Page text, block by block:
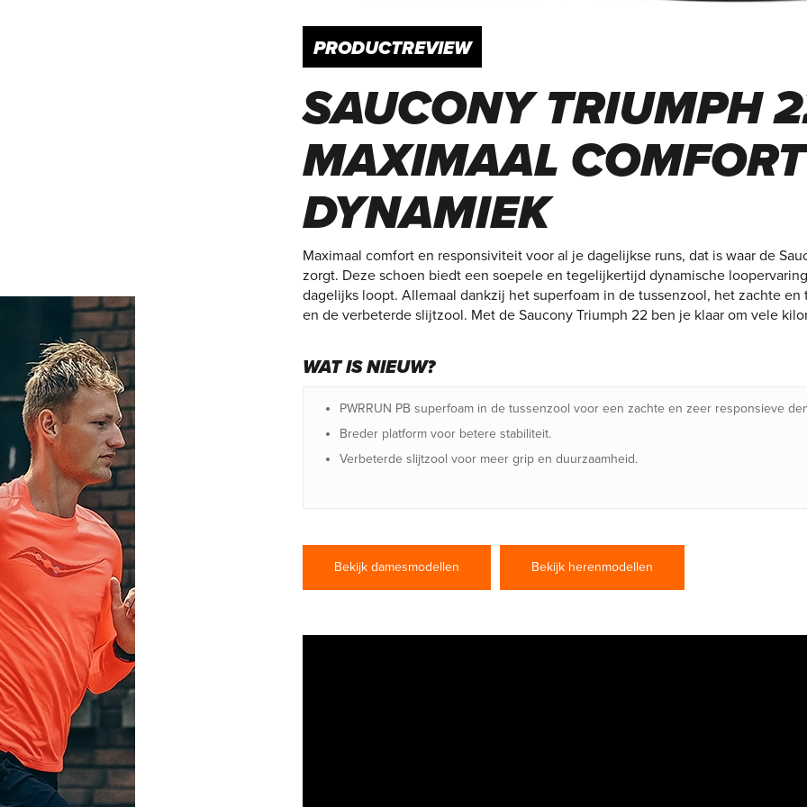
PRODUCTREVIEW
SAUCONY TRIUMPH
MAXIMAAL
DYNAMIEK
Maximaal comfort en responsiviteit voor al je dagelijkse runs, dat is waar de
zorgt. Deze schoen biedt een soepele en tegelijkertijd dynamische
dagelijks loopt. Allemaal dankzij het superfoam in de tussenzool, het zachte
en de verbeterde slijtzool. Met de Saucony Triumph 22 ben je klaar om vele
WAT IS NIEUW?
PWRRUN PB superfoam in de tussenzool voor een zachte en zeer responsieve
Breder platform voor betere stabiliteit.
Verbeterde slijtzool voor meer grip en duurzaamheid.
Bekijk damesmodellen Bekijk herenmodellen